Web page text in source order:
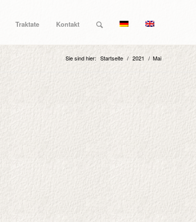
Traktate Kontakt
Sie sind hier: Startseite / 2021 / Mai